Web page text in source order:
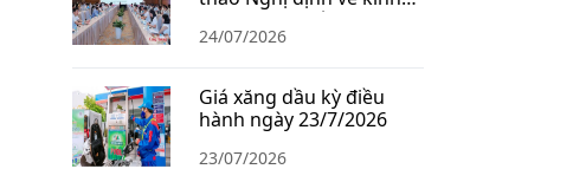
doanh xăng dầu
24/07/2026
Giá xăng dầu kỳ điều
hành ngày 23/7/2026
23/07/2026